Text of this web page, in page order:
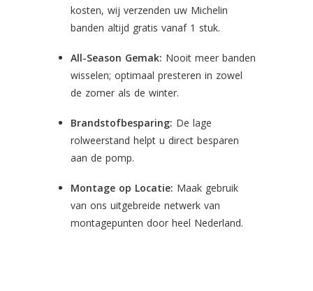
kosten, wij verzenden uw Michelin
banden altijd gratis vanaf 1 stuk.
All-Season Gemak: Nooit meer banden
wisselen; optimaal presteren in zowel
de zomer als de winter.
Brandstofbesparing: De lage
rolweerstand helpt u direct besparen
aan de pomp.
Montage op Locatie: Maak gebruik
van ons uitgebreide netwerk van
montagepunten door heel Nederland.